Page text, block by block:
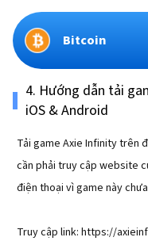
Bitcoin
4. Hướng dẫn tải
iOS & Android
Tải game Axie Infinity trên
cần phải truy cập website
điện thoại vì game này
Truy cập link: https://